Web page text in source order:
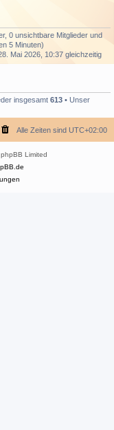
0 unsichtbare Mitglieder und
5 Minuten)
Mai 2026, 10:37 gleichzeitig
insgesamt 613 • Unser
Alle Zeiten sind UTC+02:00
Limited